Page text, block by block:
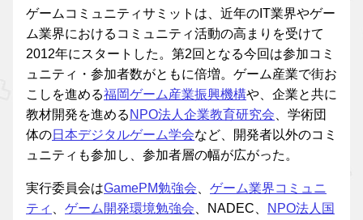
ゲームコミュニティサミットは、近年のIT業界やゲー
ム業界におけるコミュニティ活動の高まりを受けて
2012年にスタートした。第2回となる今回は参加コミ
ュニティ・参加者数がともに倍増。ゲーム産業で街お
こしを進める福岡ゲーム産業振興機構や、企業と共に
教材開発を進める NPO法人企業教育研究会 、学術団
体の日本デジタルゲーム学会など、開発者以外のコミ
ュニティも参加し、参加者層の幅が広がった。
実行委員会はGamePM勉強会
ゲーム業界コミュニ
ティ
ゲーム開発環境勉強会 、NADEC、
NPO法人国